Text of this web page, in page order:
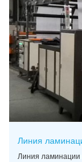
Линия
Линия ламинации